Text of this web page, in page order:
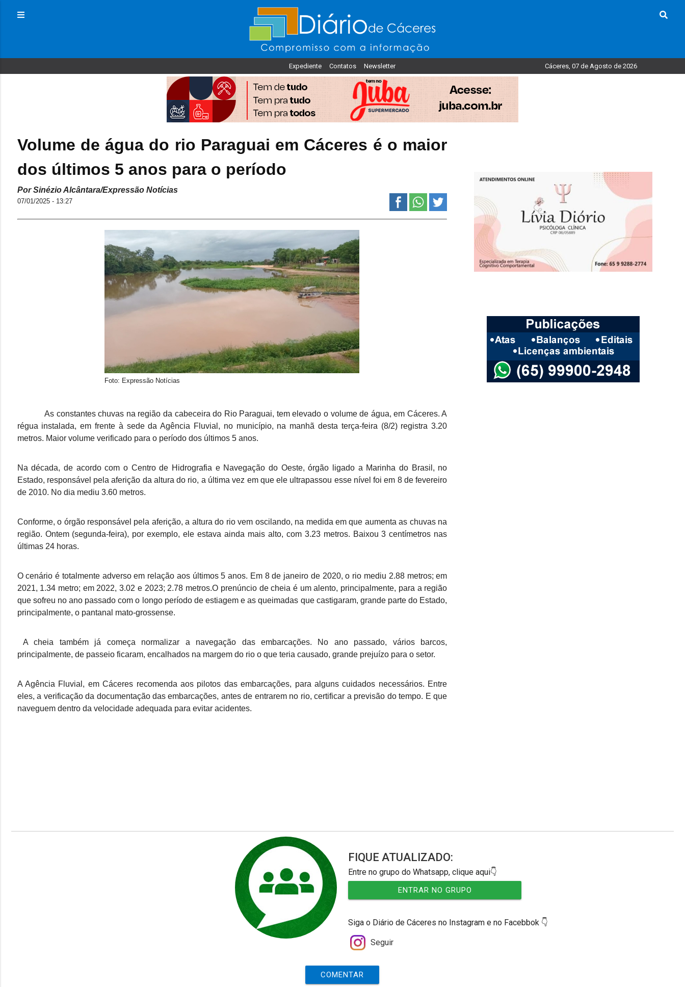
Expediente Contatos Newsletter Cáceres, 07 de Agosto de 2026
Volume de água do rio Paraguai em Cáceres é o maior
dos últimos 5 anos para o período
Por Sinézio Alcântara/Expressão Notícias
07/01/2025 - 13:27
Foto: Expressão Notícias
As constantes chuvas na região da cabeceira do Rio Paraguai, tem elevado o volume de água, em Cáceres. A
régua instalada, em frente à sede da Agência Fluvial, no município, na manhã desta terça-feira (8/2) registra 3.20
metros. Maior volume verificado para o período dos últimos 5 anos.
Na década, de acordo com o Centro de Hidrografia e Navegação do Oeste, órgão ligado a Marinha do Brasil, no
Estado, responsável pela aferição da altura do rio, a última vez em que ele ultrapassou esse nível foi em 8 de fevereiro
de 2010. No dia mediu 3.60 metros.
Conforme, o órgão responsável pela aferição, a altura do rio vem oscilando, na medida em que aumenta as chuvas na
região. Ontem (segunda-feira), por exemplo, ele estava ainda mais alto, com 3.23 metros. Baixou 3 centímetros nas
últimas 24 horas.
O cenário é totalmente adverso em relação aos últimos 5 anos. Em 8 de janeiro de 2020, o rio mediu 2.88 metros; em
2021, 1.34 metro; em 2022, 3.02 e 2023; 2.78 metros.O prenúncio de cheia é um alento, principalmente, para a região
que sofreu no ano passado com o longo período de estiagem e as queimadas que castigaram, grande parte do Estado,
principalmente, o pantanal mato-grossense.
A cheia também já começa normalizar a navegação das embarcações. No ano passado, vários barcos,
principalmente, de passeio ficaram, encalhados na margem do rio o que teria causado, grande prejuízo para o setor.
A Agência Fluvial, em Cáceres recomenda aos pilotos das embarcações, para alguns cuidados necessários. Entre
eles, a verificação da documentação das embarcações, antes de entrarem no rio, certificar a previsão do tempo. E que
naveguem dentro da velocidade adequada para evitar acidentes.
FIQUE ATUALIZADO:
Entre no grupo do Whatsapp, clique aqui👇
ENTRAR NO GRUPO
Siga o Diário de Cáceres no Instagram e no Facebbok 👇
Seguir
COMENTAR